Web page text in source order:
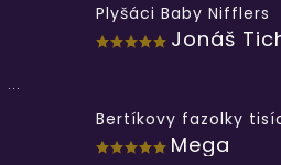
Plyšáci Baby Nifflers
Jonáš
...
Bertíkovy fazolky
Mega